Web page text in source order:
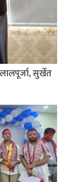
सुर्खेत